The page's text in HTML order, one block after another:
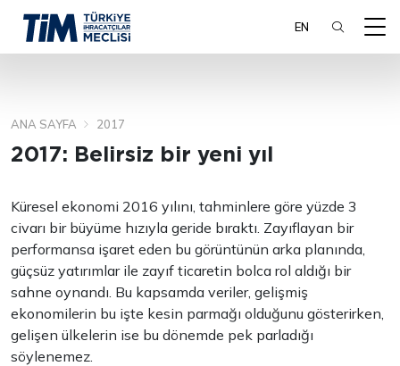
EN
ANA SAYFA 2017
2017: Belirsiz bir yeni yıl
Küresel ekonomi 2016 yılını, tahminlere göre yüzde 3
civarı bir büyüme hızıyla geride bıraktı. Zayıflayan bir
performansa işaret eden bu görüntünün arka planında,
güçsüz yatırımlar ile zayıf ticaretin bolca rol aldığı bir
sahne oynandı. Bu kapsamda veriler, gelişmiş
ekonomilerin bu işte kesin parmağı olduğunu gösterirken,
gelişen ülkelerin ise bu dönemde pek parladığı
söylenemez.